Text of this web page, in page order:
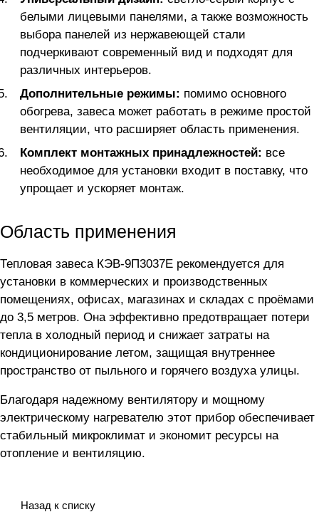
белыми лицевыми панелями, а также возможность
выбора панелей из нержавеющей стали
подчеркивают современный вид и подходят для
различных интерьеров.
Дополнительные режимы: помимо основного
обогрева, завеса может работать в режиме простой
вентиляции, что расширяет область применения.
Комплект монтажных принадлежностей: все
необходимое для установки входит в поставку, что
упрощает и ускоряет монтаж.
Область применения
Тепловая завеса КЭВ-9П3037Е рекомендуется для
установки в коммерческих и производственных
помещениях, офисах, магазинах и складах с проёмами
до 3,5 метров. Она эффективно предотвращает потери
тепла в холодный период и снижает затраты на
кондиционирование летом, защищая внутреннее
пространство от пыльного и горячего воздуха улицы.
Благодаря надежному вентилятору и мощному
электрическому нагревателю этот прибор обеспечивает
стабильный микроклимат и экономит ресурсы на
отопление и вентиляцию.
Назад к списку